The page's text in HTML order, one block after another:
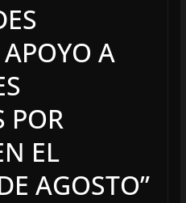
A
POR
EL
AGOSTO”